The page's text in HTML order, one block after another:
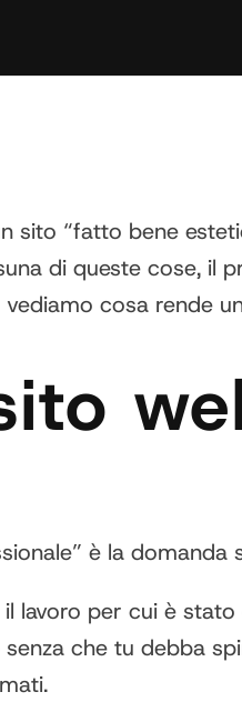
sito “fatto bene
di queste cose, il
cosa rende
è la domanda
lavoro per cui è
che tu debba